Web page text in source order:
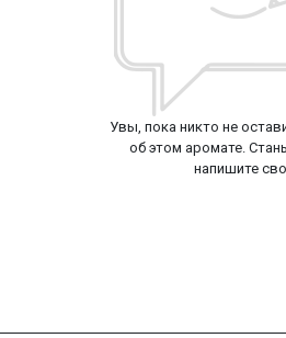
Увы, пока никто не
об этом аромате.
напишите